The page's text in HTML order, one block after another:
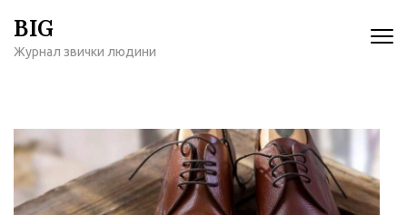
содержимому
BIG
Журнал звички людини